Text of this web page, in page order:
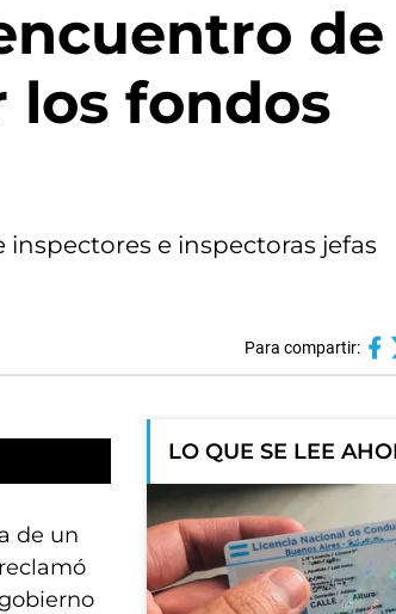
de
los fondos
e inspectoras jefas
Para compartir:
de un
LO QUE SE LEE